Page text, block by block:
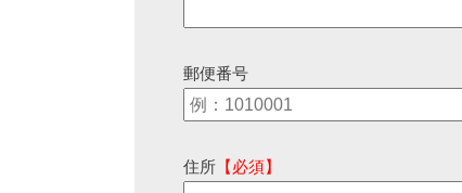
郵便番号
住所 【必須】